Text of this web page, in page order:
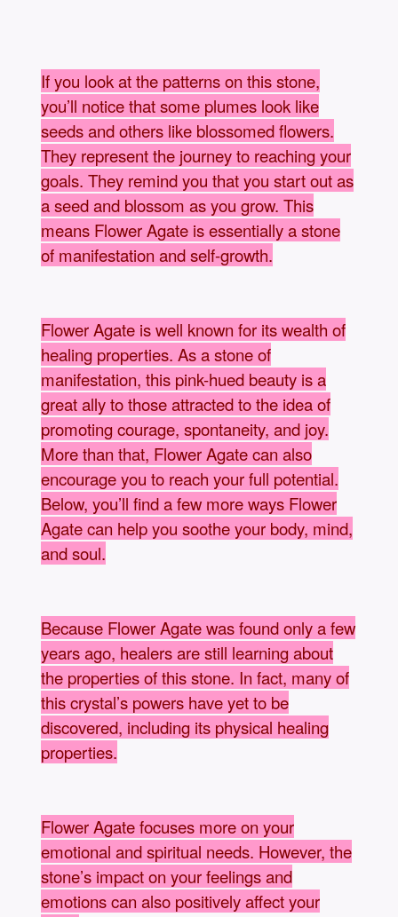
If you look at the patterns on this stone,
you’ll notice that some plumes look like
seeds and others like blossomed flowers.
They represent the journey to reaching your
goals. They remind you that you start out as
a seed and blossom as you grow. This
means Flower Agate is essentially a stone
of manifestation and self-growth.
Flower Agate is well known for its wealth of
healing properties. As a stone of
manifestation, this pink-hued beauty is a
great ally to those attracted to the idea of
promoting courage, spontaneity, and joy.
More than that, Flower Agate can also
encourage you to reach your full potential.
Below, you’ll find a few more ways Flower
Agate can help you soothe your body, mind,
and soul.
Because Flower Agate was found only a few
years ago, healers are still learning about
the properties of this stone. In fact, many of
this crystal’s powers have yet to be
discovered, including its physical healing
properties.
Flower Agate focuses more on your
emotional and spiritual needs. However, the
stone’s impact on your feelings and
emotions can also positively affect your